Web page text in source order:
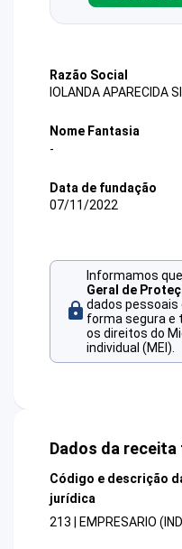
Razão Social
IOLANDA APARECIDA
Nome Fantasia
-
Data de fundação
07/11/2022
Informamos
Geral de
dados
forma segura e
os direitos do
individual (MEI).
Dados da receita
Código e descrição
jurídica
213 | EMPRESARIO